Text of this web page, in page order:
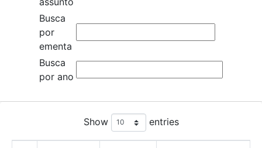
Busca
por
ementa
Busca
por ano
Show entries